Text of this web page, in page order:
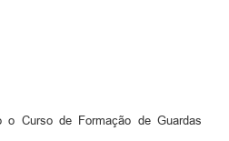
o Curso de Formação de Guardas